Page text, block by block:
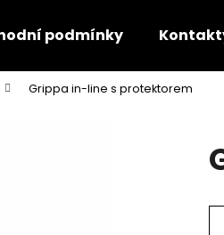
podmínky
Grippa in-line s protektorem
Co potřebujete